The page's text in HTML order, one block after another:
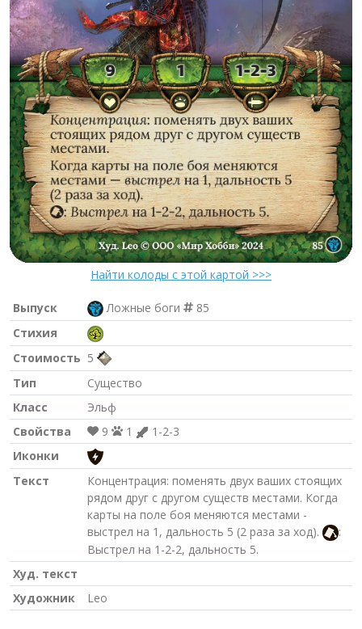
Найти колоды с этой картой >>>
Выпуск Ложные боги
85
Стихия
Стоимость 5
Тип
Существо
Класс
Эльф
Свойства
9 1
1-2-3
Иконки
Текст
Концентрация: поменять двух ваших стоящих
рядом друг с другом существ местами. Когда
карты на поле боя меняются местами -
выстрел на 1, дальность 5 (2 раза за ход).
:
Выстрел на 1-2-2, дальность 5.
Худ. текст
Художник
Leo